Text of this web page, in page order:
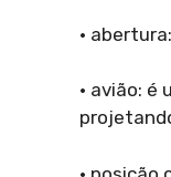
•
• avião: é